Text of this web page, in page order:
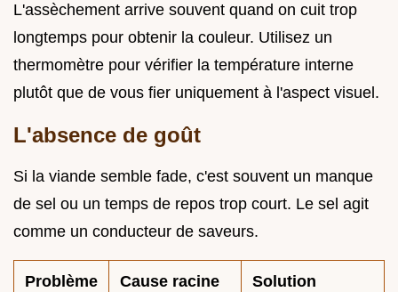
L'assèchement arrive souvent quand on cuit trop
longtemps pour obtenir la couleur. Utilisez un
thermomètre pour vérifier la température interne
plutôt que de vous fier uniquement à l'aspect visuel.
L'absence de goût
Si la viande semble fade, c'est souvent un manque
de sel ou un temps de repos trop court. Le sel agit
comme un conducteur de saveurs.
Problème Cause racine Solution